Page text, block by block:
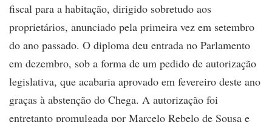
fiscal para a habitação, dirigido sobretudo aos
proprietários, anunciado pela primeira vez em setembro
do ano passado. O diploma deu entrada no Parlamento
em dezembro, sob a forma de um pedido de autorização
legislativa, que acabaria aprovado em fevereiro deste ano
graças à abstenção do Chega. A autorização foi
entretanto promulgada por Marcelo Rebelo de Sousa e